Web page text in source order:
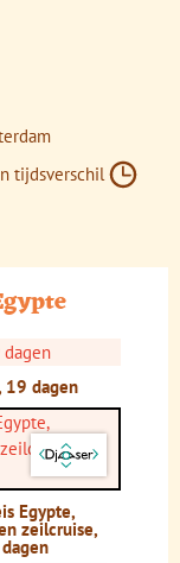
Cairo
heb je
tijdsverschil
19 dagen
Egypte,
zeilcruise,